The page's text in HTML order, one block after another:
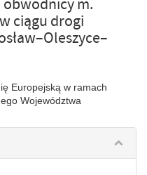
obwodnicy m.
ciągu drogi
Europejską w ramach
Województwa